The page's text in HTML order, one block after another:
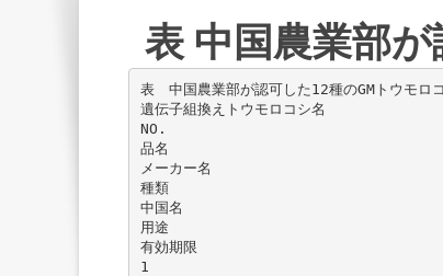
表 中国農業部
表 中国農業部が認可した12種のGMトウモロ
遺伝子組換えトウモロコシ名
NO.
品名
メーカー名
種類
中国名
用途
有効期限
1